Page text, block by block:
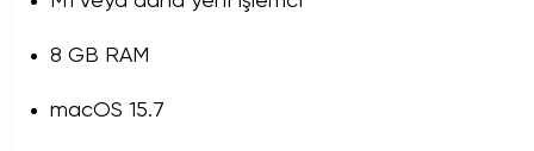
8 GB RAM
macOS 15.7